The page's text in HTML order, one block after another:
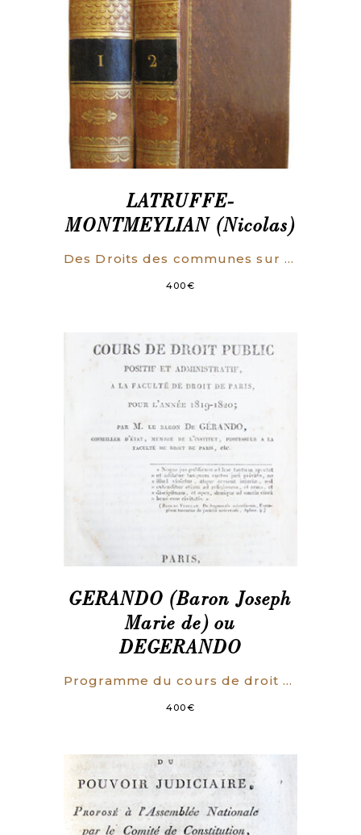
LATRUFFE-
MONTMEYLIAN (Nicolas)
Des Droits des communes sur les biens communaux, ou Examen historique et critique des démembremens des usages communaux, opérés autrefois sous les noms de Réserves et de Triages, et aujourd’hui sous celui de Cantonnement. (ENVOI DE L’AUTEUR)
400€
GERANDO (Baron Joseph
Marie de) ou
DEGERANDO
Programme du cours de droit public positif et administratif, à la faculté de droit de Paris, pour l’année 1819-1820.
400€